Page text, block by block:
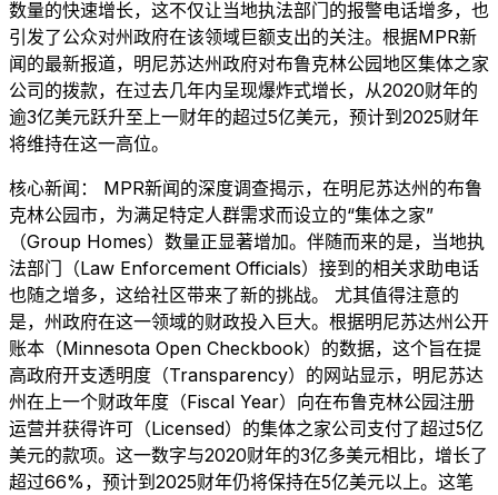
数量的快速增长，这不仅让当地执法部门的报警电话增多，也
引发了公众对州政府在该领域巨额支出的关注。根据MPR新
闻的最新报道，明尼苏达州政府对布鲁克林公园地区集体之家
公司的拨款，在过去几年内呈现爆炸式增长，从2020财年的
逾3亿美元跃升至上一财年的超过5亿美元，预计到2025财年
将维持在这一高位。
核心新闻： MPR新闻的深度调查揭示，在明尼苏达州的布鲁
克林公园市，为满足特定人群需求而设立的“集体之家”
（Group Homes）数量正显著增加。伴随而来的是，当地执
法部门（Law Enforcement Officials）接到的相关求助电话
也随之增多，这给社区带来了新的挑战。 尤其值得注意的
是，州政府在这一领域的财政投入巨大。根据明尼苏达州公开
账本（Minnesota Open Checkbook）的数据，这个旨在提
高政府开支透明度（Transparency）的网站显示，明尼苏达
州在上一个财政年度（Fiscal Year）向在布鲁克林公园注册
运营并获得许可（Licensed）的集体之家公司支付了超过5亿
美元的款项。这一数字与2020财年的3亿多美元相比，增长了
超过66%，预计到2025财年仍将保持在5亿美元以上。这笔